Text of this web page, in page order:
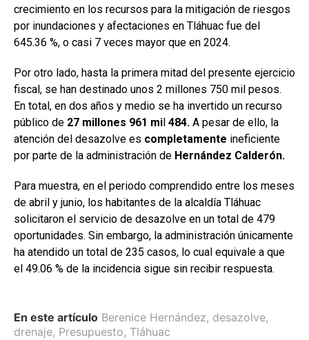
crecimiento en los recursos para la mitigación de riesgos
por inundaciones y afectaciones en Tláhuac fue del
645.36 %, o casi 7 veces mayor que en 2024.
Por otro lado, hasta la primera mitad del presente ejercicio
fiscal, se han destinado unos 2 millones 750 mil pesos.
En total, en dos años y medio se ha invertido un recurso
público de 27 millones 961 mil 484. A pesar de ello, la
atención del desazolve es completamente ineficiente
por parte de la administración de Hernández Calderón.
Para muestra, en el periodo comprendido entre los meses
de abril y junio, los habitantes de la alcaldía Tláhuac
solicitaron el servicio de desazolve en un total de 479
oportunidades. Sin embargo, la administración únicamente
ha atendido un total de 235 casos, lo cual equivale a que
el 49.06 % de la incidencia sigue sin recibir respuesta.
En este artículo Berenice Hernández, desazolve,
drenaje, Presupuesto, Tláhuac